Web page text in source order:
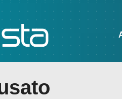
MANUFACTURING